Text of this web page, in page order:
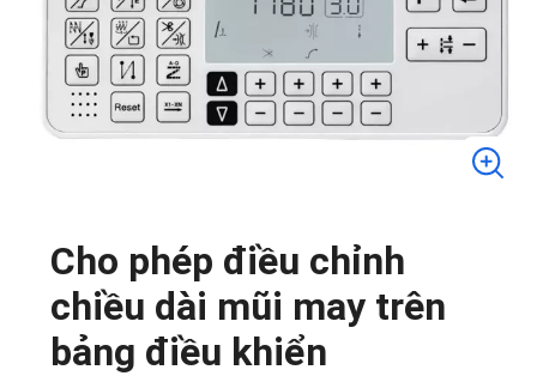
Cho phép điều chỉnh
chiều dài mũi may trên
bảng điều khiển